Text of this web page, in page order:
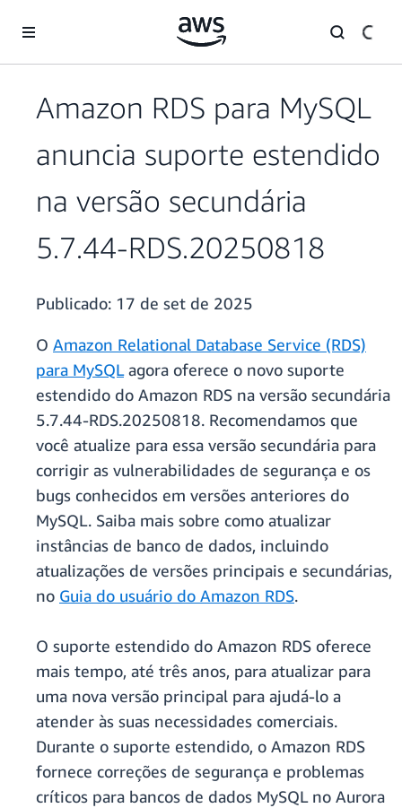
Pular para o conteúdo principal
Amazon RDS para MySQL
anuncia suporte estendido
na versão secundária
5.7.44-RDS.20250818
Publicado: 17 de set de 2025
O Amazon Relational Database Service (RDS)
para MySQLagora oferece o novo suporte
estendido do Amazon RDS na versão secundária
5.7.44-RDS.20250818. Recomendamos que
você atualize para essa versão secundária para
corrigir as vulnerabilidades de segurança e os
bugs conhecidos em versões anteriores do
MySQL. Saiba mais sobre como atualizar
instâncias de banco de dados, incluindo
atualizações de versões principais e secundárias,
no Guia do usuário do Amazon RDS.
O suporte estendido do Amazon RDS oferece
mais tempo, até três anos, para atualizar para
uma nova versão principal para ajudá-lo a
atender às suas necessidades comerciais.
Durante o suporte estendido, o Amazon RDS
fornece correções de segurança e problemas
críticos para bancos de dados MySQL no Aurora